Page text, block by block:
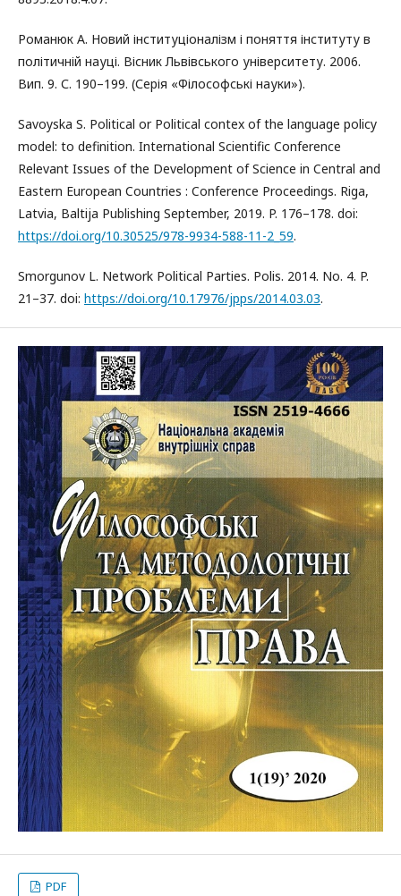
Романюк А. Новий інституціоналізм і поняття інституту в
політичній науці. Вісник Львівського університету. 2006.
Вип. 9. С. 190–199. (Серія «Філософські науки»).
Savoyska S. Political or Political contex of the language policy
model: to definition. International Scientific Conference
Relevant Issues of the Development of Science in Central and
Eastern European Countries : Conference Proceedings. Riga,
Latvia, Baltija Publishing September, 2019. P. 176–178. doi:
https://doi.org/10.30525/978-9934-588-11-2_59.
Smorgunov L. Network Political Parties. Polis. 2014. No. 4. P.
21–37. doi: https://doi.org/10.17976/jpps/2014.03.03.
PDF